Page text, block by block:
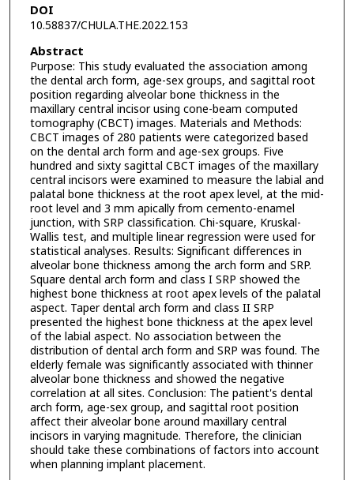
DOI
10.58837/CHULA.THE.2022.153
Abstract
Purpose: This study evaluated the association among
the dental arch form, age-sex groups, and sagittal root
position regarding alveolar bone thickness in the
maxillary central incisor using cone-beam computed
tomography (CBCT) images. Materials and Methods:
CBCT images of 280 patients were categorized based
on the dental arch form and age-sex groups. Five
hundred and sixty sagittal CBCT images of the maxillary
central incisors were examined to measure the labial and
palatal bone thickness at the root apex level, at the mid-
root level and 3 mm apically from cemento-enamel
junction, with SRP classification. Chi-square, Kruskal-
Wallis test, and multiple linear regression were used for
statistical analyses. Results: Significant differences in
alveolar bone thickness among the arch form and SRP.
Square dental arch form and class I SRP showed the
highest bone thickness at root apex levels of the palatal
aspect. Taper dental arch form and class II SRP
presented the highest bone thickness at the apex level
of the labial aspect. No association between the
distribution of dental arch form and SRP was found. The
elderly female was significantly associated with thinner
alveolar bone thickness and showed the negative
correlation at all sites. Conclusion: The patient's dental
arch form, age-sex group, and sagittal root position
affect their alveolar bone around maxillary central
incisors in varying magnitude. Therefore, the clinician
should take these combinations of factors into account
when planning implant placement.